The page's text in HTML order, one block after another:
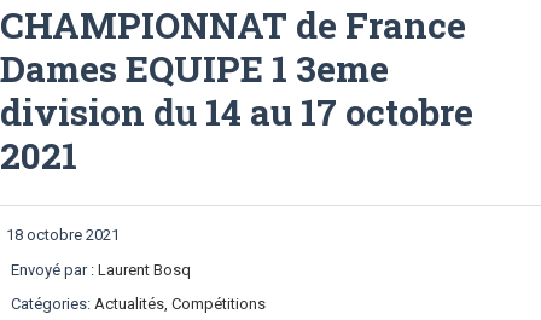
CHAMPIONNAT de France
Dames EQUIPE 1 3eme
division du 14 au 17 octobre
2021
18 octobre 2021
Envoyé par : Laurent Bosq
Catégories: Actualités, Compétitions